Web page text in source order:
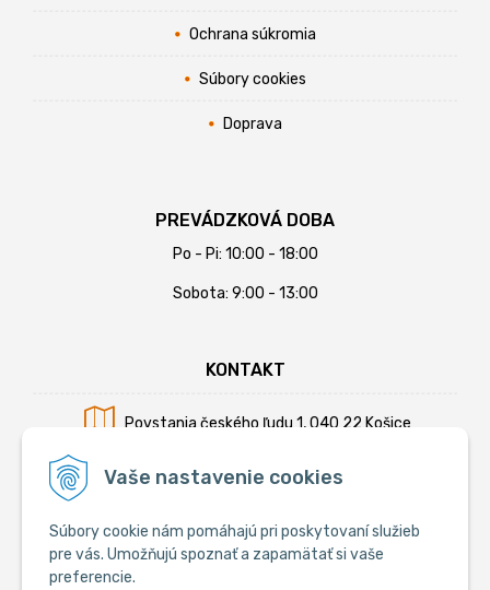
Vaše nastavenie cookies
Súbory cookie nám pomáhajú pri poskytovaní služieb
pre vás. Umožňujú spoznať a zapamätať si vaše
preferencie.
Ochrana súkromia
Súbory cookies
Doprava
PREVÁDZKOVÁ DOBA
Po - Pi: 10:00 - 18:00
Sobota: 9:00 - 13:00
KONTAKT
Povstania českého ľudu 1, 040 22 Košice
Mobil:+421 902 794 355
E-mail:info@krmiva.sk